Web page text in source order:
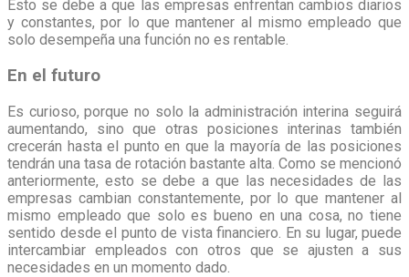
Esto se debe a que las empresas enfrentan cambios diarios
y constantes, por lo que mantener al mismo empleado que
solo desempeña una función no es rentable.
En el futuro
Es curioso, porque no solo la administración interina seguirá
aumentando, sino que otras posiciones interinas también
crecerán hasta el punto en que la mayoría de las posiciones
tendrán una tasa de rotación bastante alta. Como se mencionó
anteriormente, esto se debe a que las necesidades de las
empresas cambian constantemente, por lo que mantener al
mismo empleado que solo es bueno en una cosa, no tiene
sentido desde el punto de vista financiero. En su lugar, puede
intercambiar empleados con otros que se ajusten a sus
necesidades en un momento dado.